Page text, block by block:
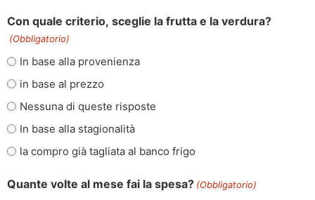
Con quale criterio, sceglie la frutta e la verdura?
(Obbligatorio)
In base alla provenienza
in base al prezzo
Nessuna di queste risposte
In base alla stagionalità
la compro già tagliata al banco frigo
Quante volte al mese fai la spesa? (Obbligatorio)